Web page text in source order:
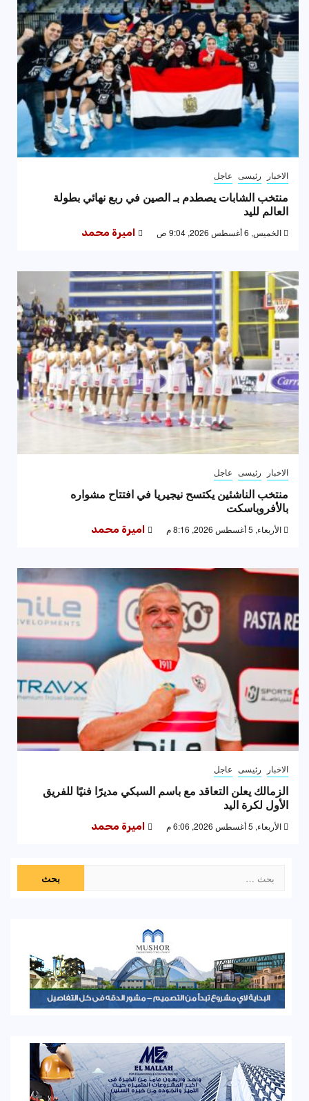
الاخبار رئيسى عاجل
منتخب الشابات يصطدم بـ الصين في ربع نهائي بطولة
العالم لليد
الخميس, 6 أغسطس 2026, 9:04 ص اميرة محمد
الاخبار رئيسى عاجل
منتخب الناشئين يكتسح نيجيريا في افتتاح مشواره
بالأفروباسكت
الأربعاء, 5 أغسطس 2026, 8:16 م اميرة محمد
الاخبار رئيسى عاجل
الزمالك يعلن التعاقد مع باسم السبكي مديرًا فنيًا للفريق
الأول لكرة اليد
الأربعاء, 5 أغسطس 2026, 6:06 م اميرة محمد
عن: